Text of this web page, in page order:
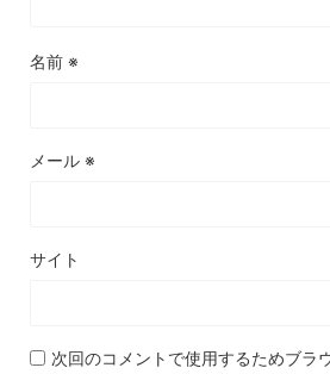
名前 ※
メール ※
サイト
次回のコメントで使用するためブラ